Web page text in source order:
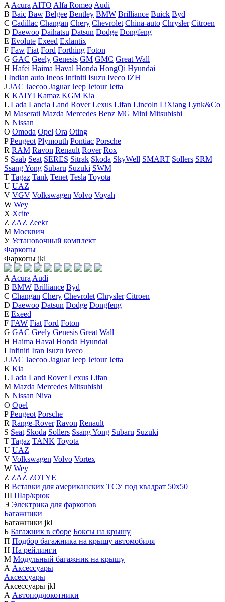
A Acura AITO Alfa Romeo Audi
B Baic Baw Belgee Bentley BMW Brilliance Buick Byd
C Cadillac Changan Chery Chevrolet China-auto Chrysler Citroen
D Daewoo Daihatsu Datsun Dodge Dongfeng
E Evolute Exeed Exlantix
F Faw Fiat Ford Forthing Foton
G GAC Geely Genesis GM GMC Great Wall
H Hafei Haima Haval Honda HongQi Hyundai
I Indian auto Ineos Infiniti Isuzu Iveco IZH
J JAC Jaecoo Jaguar Jeep Jetour Jetta
K KAIYI Kamaz KGM Kia
L Lada Lancia Land Rover Lexus Lifan Lincoln LiXiang Lynk&Co
M Maserati Mazda Mercedes Benz MG Mini Mitsubishi
N Nissan
O Omoda Opel Ora Oting
P Peugeot Plymouth Pontiac Porsche
R RAM Ravon Renault Rover Rox
S Saab Seat SERES Sitrak Skoda SkyWell SMART Sollers SRM
Ssang Yong Subaru Suzuki SWM
T Tagaz Tank Tenet Tesla Toyota
U UAZ
V VGV Volkswagen Volvo Voyah
W Wey
X Xcite
Z ZAZ Zeekr
М Москвич
У Установочный комплект
Фаркопы
Фаркопы jkl
A Acura Audi
B BMW Brilliance Byd
C Changan Chery Chevrolet Chrysler Citroen
D Daewoo Datsun Dodge Dongfeng
E Exeed
F FAW Fiat Ford Foton
G GAC Geely Genesis Great Wall
H Haima Haval Honda Hyundai
I Infiniti Iran Isuzu Iveco
J JAC Jaecoo Jaguar Jeep Jetour Jetta
K Kia
L Lada Land Rover Lexus Lifan
M Mazda Mercedes Mitsubishi
N Nissan Niva
O Opel
P Peugeot Porsche
R Range-Rover Ravon Renault
S Seat Skoda Sollers Ssang Yong Subaru Suzuki
T Tagaz TANK Toyota
U UAZ
V Volkswagen Volvo Vortex
W Wey
Z ZAZ ZOTYE
В Вставки для американских ТСУ под квадрат 50х50
Ш Шар/крюк
Э Электрика для фаркопов
Багажники
Багажники jkl
Б Багажник в сборе Боксы на крышу
П Подбор багажника на крышу автомобиля
Н На рейлинги
М Модульный багажник на крышу
А Аксессуары
Аксессуары
Аксессуары jkl
А Автоподлокотники